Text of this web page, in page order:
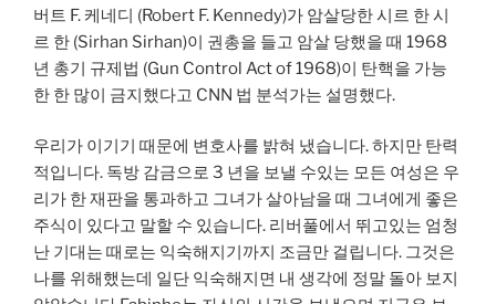
버트 F. 케네디 (Robert F. Kennedy)가 암살당한 시르 한 시
르 한 (Sirhan Sirhan)이 권총을 들고 암살 당했을 때 1968
년 총기 규제법 (Gun Control Act of 1968)이 탄핵을 가능
한 한 많이 금지했다고 CNN 법 분석가는 설명했다.
우리가 이기기 때문에 변호사를 밝혀 냈습니다. 하지만 탄력
적입니다. 독방 감금으로 3 년을 보낼 수있는 모든 여성은 우
리가 한 재판을 통과하고 그녀가 살아남을 때 그녀에게 좋은
주식이 있다고 말할 수 있습니다. 리버풀에서 뛰고있는 엄청
난 기대는 때로는 익숙해지기까지 조금만 걸립니다. 그것은
나를 위해했는데 일단 익숙해지면 내 생각에 정말 돌아 보지